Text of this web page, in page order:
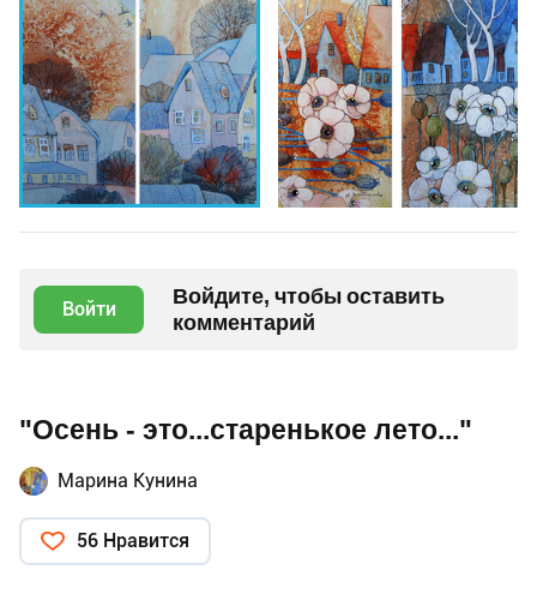
Войти
Войдите, чтобы оставить
комментарий
"Осень - это...старенькое лето..."
Марина Кунина
56 Нравится